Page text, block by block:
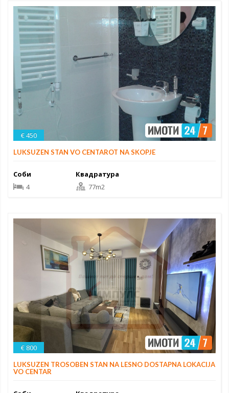
€ 450
LUKSUZEN STAN VO CENTAROT NA SKOPJE
Соби
4
Квадратура
77m2
€ 800
LUKSUZEN TROSOBEN STAN NA LESNO DOSTAPNA LOKACIJA
VO CENTAR